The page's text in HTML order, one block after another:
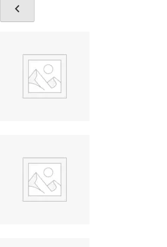
chevron_left